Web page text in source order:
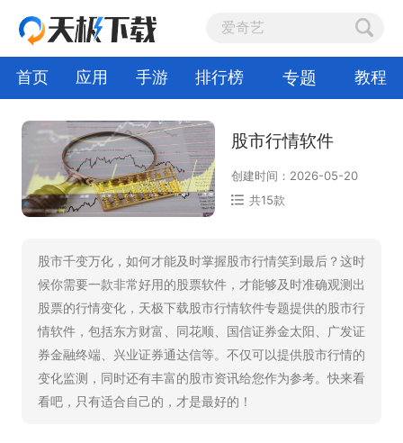
首页 应用 手游 排行榜 专题 教程
股市行情软件
创建时间：2026-05-20
共15款
股市千变万化，如何才能及时掌握股市行情笑到最后？这时
候你需要一款非常好用的股票软件，才能够及时准确观测出
股票的行情变化，天极下载股市行情软件专题提供的股市行
情软件，包括东方财富、同花顺、国信证券金太阳、广发证
券金融终端、兴业证券通达信等。不仅可以提供股市行情的
变化监测，同时还有丰富的股市资讯给您作为参考。快来看
看吧，只有适合自己的，才是最好的！